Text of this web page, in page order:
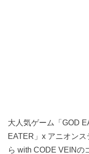
大人気ゲーム「GOD
EATER」x アニオン
ら with CODE VEINの